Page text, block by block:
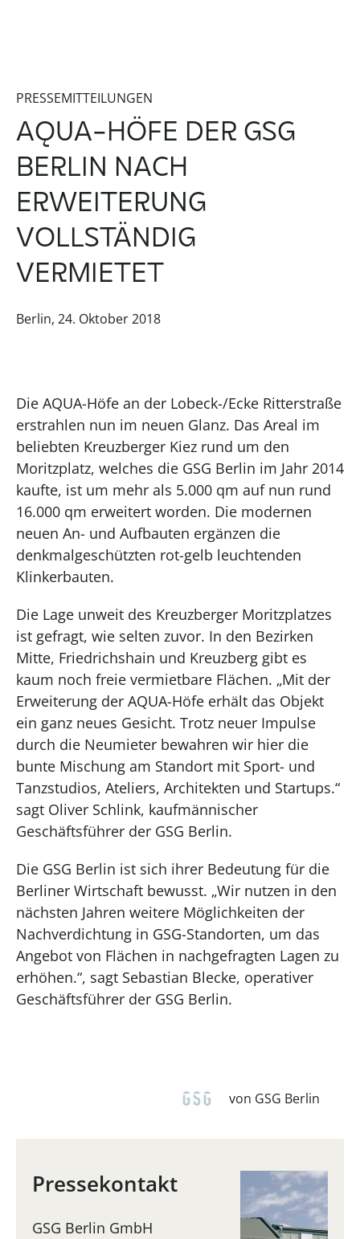
PRESSEMITTEILUNGEN
AQUA-HÖFE DER GSG
BERLIN NACH
ERWEITERUNG
VOLLSTÄNDIG
VERMIETET
Berlin, 24. Oktober 2018
Die AQUA-Höfe an der Lobeck-/Ecke Ritterstraße
erstrahlen nun im neuen Glanz. Das Areal im
beliebten Kreuzberger Kiez rund um den
Moritzplatz, welches die GSG Berlin im Jahr 2014
kaufte, ist um mehr als 5.000 qm auf nun rund
16.000 qm erweitert worden. Die modernen
neuen An- und Aufbauten ergänzen die
denkmalgeschützten rot-gelb leuchtenden
Klinkerbauten.
Die Lage unweit des Kreuzberger Moritzplatzes
ist gefragt, wie selten zuvor. In den Bezirken
Mitte, Friedrichshain und Kreuzberg gibt es
kaum noch freie vermietbare Flächen. „Mit der
Erweiterung der AQUA-Höfe erhält das Objekt
ein ganz neues Gesicht. Trotz neuer Impulse
durch die Neumieter bewahren wir hier die
bunte Mischung am Standort mit Sport- und
Tanzstudios, Ateliers, Architekten und Startups.“
sagt Oliver Schlink, kaufmännischer
Geschäftsführer der GSG Berlin.
Die GSG Berlin ist sich ihrer Bedeutung für die
Berliner Wirtschaft bewusst. „Wir nutzen in den
nächsten Jahren weitere Möglichkeiten der
Nachverdichtung in GSG-Standorten, um das
Angebot von Flächen in nachgefragten Lagen zu
erhöhen.“, sagt Sebastian Blecke, operativer
Geschäftsführer der GSG Berlin.
von GSG Berlin
Pressekontakt
GSG Berlin GmbH